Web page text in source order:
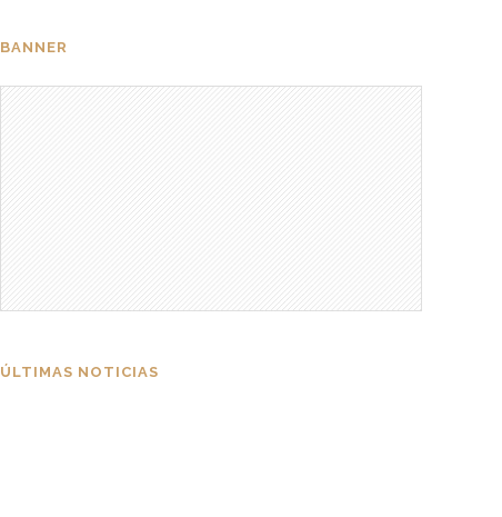
BANNER
ÚLTIMAS NOTICIAS